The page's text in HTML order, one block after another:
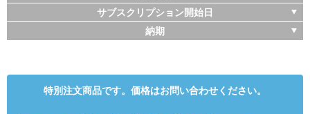
サブスクリプション開始日
納期
特別注文商品です。価格はお問い合わせください。